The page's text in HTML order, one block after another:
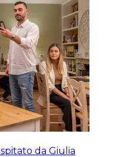
da Giulia